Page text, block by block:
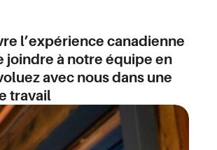
l’expérience canadienne
joindre à notre équipe en
avec nous dans une
travail